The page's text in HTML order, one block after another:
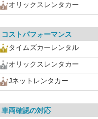
オリックスレンタカー
コストパフォーマンス
タイムズカーレンタル
オリックスレンタカー
Jネットレンタカー
車両確認の対応